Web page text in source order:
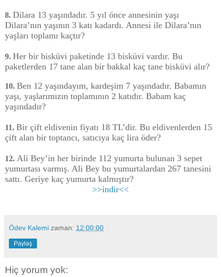
8. Dilara 13 yaşındadır. 5 yıl önce annesinin yaşı
Dilara’nın yaşının 3 katı kadardı. Annesi ile Dilara’nın
yaşları toplamı kaçtır?
9. Her bir bisküvi paketinde 13 bisküvi vardır. Bu
paketlerden 17 tane alan bir bakkal kaç tane bisküvi alır?
10. Ben 12 yaşındayım, kardeşim 7 yaşındadır. Babamın
yaşı, yaşlarımızın toplamının 2 katıdır. Babam kaç
yaşındadır?
11. Bir çift eldivenin fiyatı 18 TL’dir. Bu eldivenlerden 15
çift alan bir toptancı, satıcıya kaç lira öder?
12. Ali Bey’in her birinde 112 yumurta bulunan 3 sepet
yumurtası varmış. Ali Bey bu yumurtalardan 267 tanesini
sattı. Geriye kaç yumurta kalmıştır?
>>indir<<
Ödev Kalemi zaman: 12:00:00
Paylaş
Hiç yorum yok: